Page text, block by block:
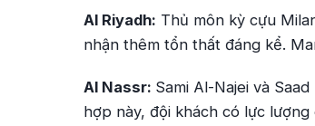
Al Riyadh: Thủ môn kỳ cựu
nhận thêm tổn thất đáng kể.
Al Nassr: Sami Al-Najei và
hợp này, đội khách có lực